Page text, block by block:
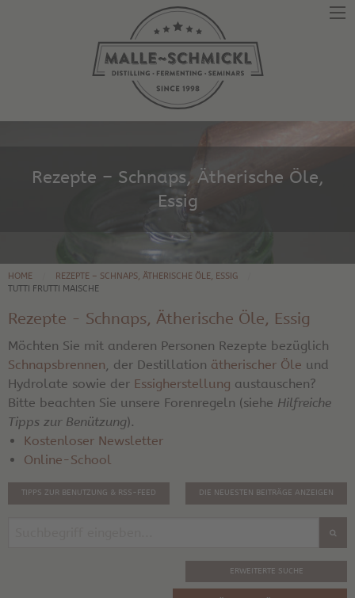
Rezepte – Schnaps, Ätherische Öle,
Essig
HOME
REZEPTE – SCHNAPS, ÄTHERISCHE ÖLE, ESSIG
TUTTI FRUTTI MAISCHE
Rezepte - Schnaps, Ätherische Öle, Essig
Möchten Sie mit anderen Personen Rezepte bezüglich
Schnapsbrennen, der Destillation ätherischer Öle und
Hydrolate sowie der Essigherstellung austauschen?
Bitte beachten Sie unsere Forenregeln (siehe Hilfreiche
Tipps zur Benützung).
Kostenloser Newsletter
Online-School
TIPPS ZUR BENUTZUNG & RSS-FEED DIE NEUESTEN BEITRÄGE ANZEIGEN
ERWEITERTE SUCHE